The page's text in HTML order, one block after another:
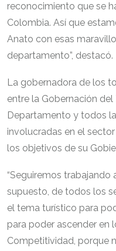
reconocimiento que se
Colombia. Así que
Anato con esas
departamento”, destacó.
La gobernadora de los
entre la Gobernación
Departamento y todos
involucradas en el
los objetivos de su
“Seguiremos trabajando
supuesto, de todos los
el tema turístico para
para poder ascender en
Competitividad, porque